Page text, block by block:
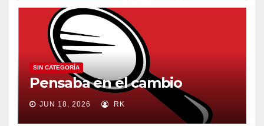
SIN CATEGORÍA
Pensaba en el cambio
JUN 18, 2026 RK